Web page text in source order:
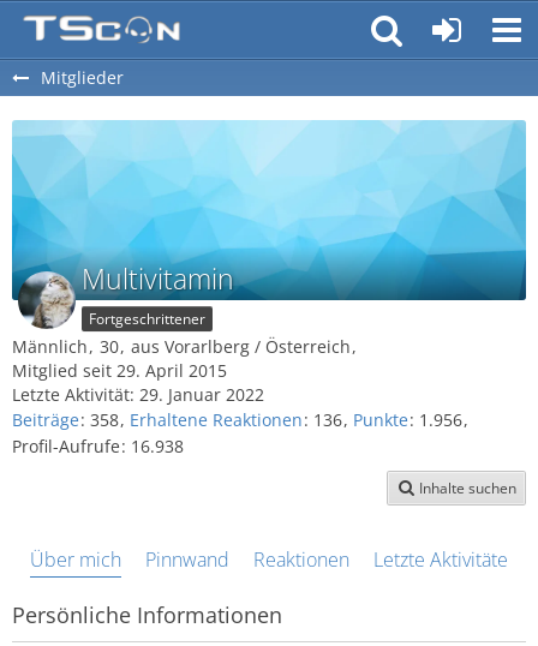
Mitglieder
Multivitamin
Fortgeschrittener
Männlich 30 aus Vorarlberg / Österreich
Mitglied seit 29. April 2015
Letzte Aktivität: 29. Januar 2022
Beiträge 358 Erhaltene Reaktionen 136 Punkte 1.956
Profil-Aufrufe 16.938
Inhalte suchen
Über mich Pinnwand Reaktionen Letzte Aktivitäten
Persönliche Informationen